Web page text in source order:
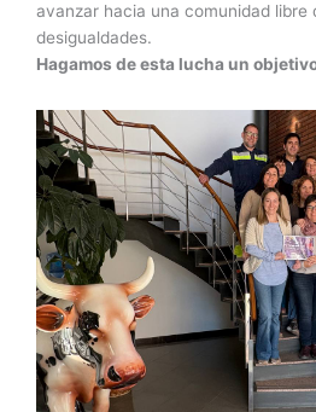
avanzar hacia una comunidad libre
desigualdades.
Hagamos de esta lucha un